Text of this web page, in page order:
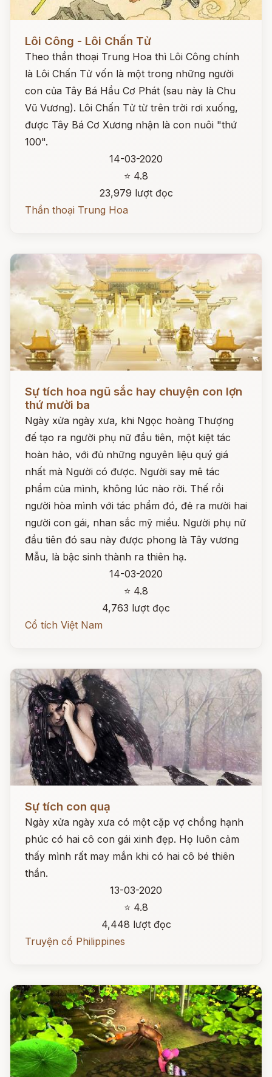
Lôi Công - Lôi Chấn Tử
Theo thần thoại Trung Hoa thì Lôi Công chính
là Lôi Chấn Tử vốn là một trong những người
con của Tây Bá Hầu Cơ Phát (sau này là Chu
Vũ Vương). Lôi Chấn Tử từ trên trời rơi xuống,
được Tây Bá Cơ Xương nhận là con nuôi "thứ
100".
14-03-2020
⭐ 4.8
23,979 lượt đọc
Thần thoại Trung Hoa
Sự tích hoa ngũ sắc hay chuyện con lợn
thứ mười ba
Ngày xửa ngày xưa, khi Ngọc hoàng Thượng
đế tạo ra người phụ nữ đầu tiên, một kiệt tác
hoàn hảo, với đủ những nguyên liệu quý giá
nhất mà Người có được. Người say mê tác
phẩm của mình, không lúc nào rời. Thế rồi
người hòa mình với tác phẩm đó, đẻ ra mười hai
người con gái, nhan sắc mỹ miều. Người phụ nữ
đầu tiên đó sau này được phong là Tây vương
Mẫu, là bậc sinh thành ra thiên hạ.
14-03-2020
⭐ 4.8
4,763 lượt đọc
Cổ tích Việt Nam
Sự tích con quạ
Ngày xửa ngày xưa có một cặp vợ chồng hạnh
phúc có hai cô con gái xinh đẹp. Họ luôn cảm
thấy mình rất may mắn khi có hai cô bé thiên
thần.
13-03-2020
⭐ 4.8
4,448 lượt đọc
Truyện cổ Philippines